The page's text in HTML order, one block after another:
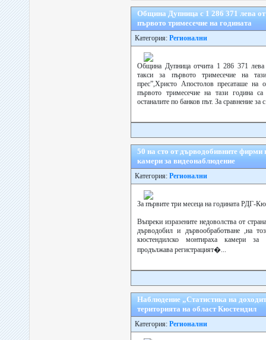
Община Дупница с 1 286 371 лева
първото тримесечие на годината
Категория: Регионални
Община Дупница отчита 1 286 371
такси за първото тримесечие на
прес”,Христо Апостолов пресаташе
първото тримесечие на тази година
останалите по банков път. За сравнение за
50 на сто от дърводобивните
камери за видеонаблюдение
Категория: Регионални
За първите три месеца на годината РДГ-
Въпреки изразените недоволства от
дърводобил и дървообработване ,на
кюстендилско монтираха камери за
продължава регистрацият�...
Наблюдение „Статистика на
територията на област Кюстендил
Категория: Регионални